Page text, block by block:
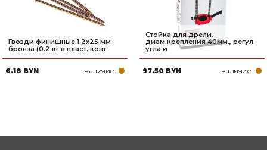
Гвозди финишные 1.2х25 мм
бронза (0.2 кг в пласт. конт
6.18 BYN наличие:
Стойка для дрели,
диам.крепления 40мм., регул.
угла и
97.50 BYN наличие: